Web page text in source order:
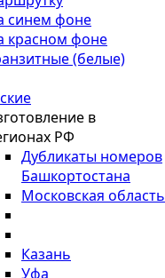
синем фоне
красном фоне
(белые)
в
РФ
Дубликаты номеров
Башкортостана
Московская область
Казань
Уфа